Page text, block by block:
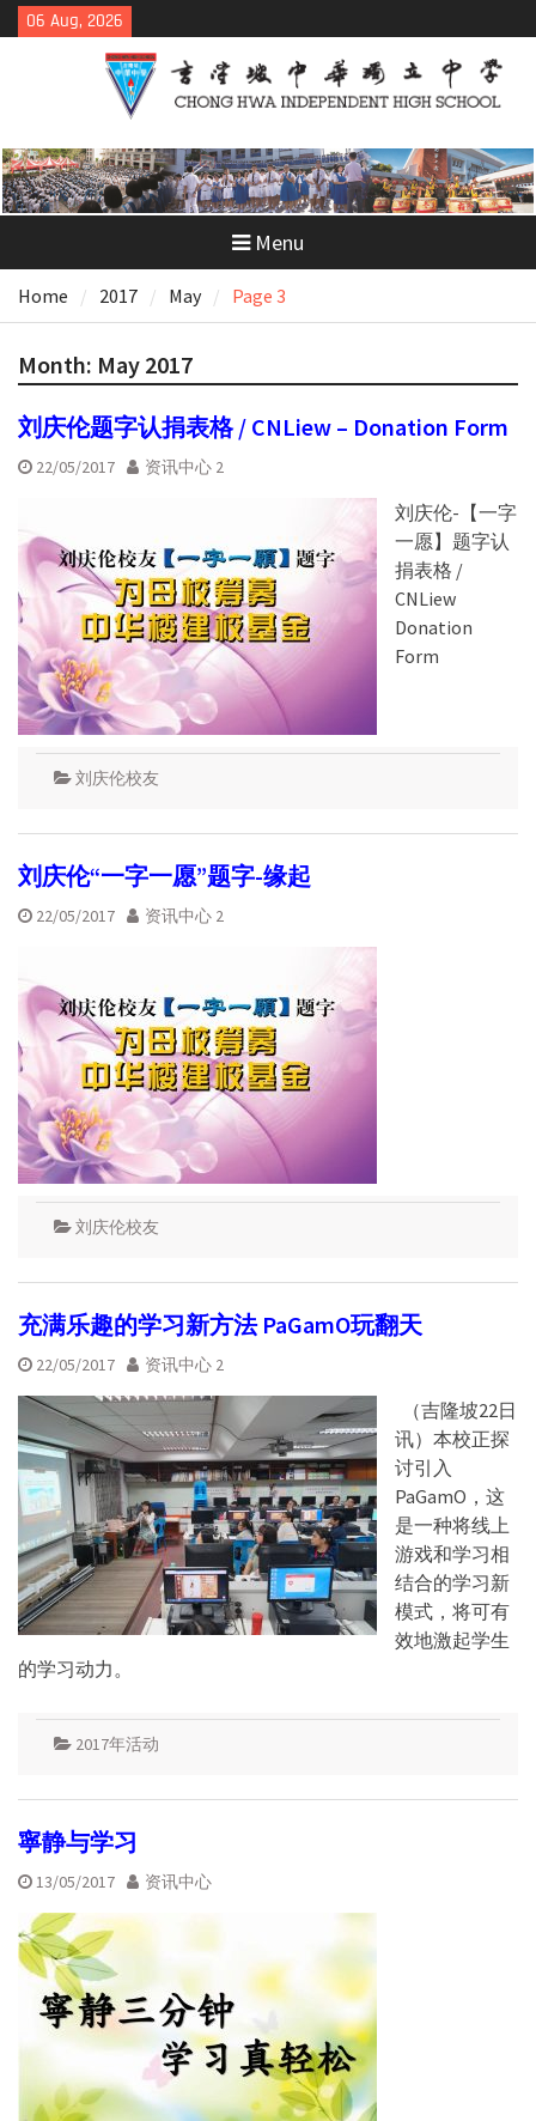
Skip
to
06 Aug, 2026
Menu
Home 2017 May Page 3
Month: May 2017
刘庆伦题字认捐表格 / CNLiew – Donation Form
22/05/2017 资讯中心 2
刘庆伦-【一字
一愿】题字认
捐表格 /
CNLiew
Donation
Form
刘庆伦校友
刘庆伦“一字一愿”题字-缘起
22/05/2017 资讯中心 2
刘庆伦校友
充满乐趣的学习新方法 PaGamO玩翻天
22/05/2017 资讯中心 2
（吉隆坡22日
讯）本校正探
讨引入
PaGamO，这
是一种将线上
游戏和学习相
结合的学习新
模式，将可有
效地激起学生
的学习动力。
2017年活动
寧静与学习
13/05/2017 资讯中心